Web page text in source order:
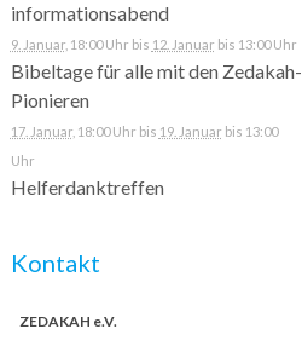
informationsabend
9. Januar, 18:00 Uhr bis 12. Januar bis 13:00 Uhr
Bibeltage für alle mit den Zedakah-
Pionieren
17. Januar, 18:00 Uhr bis 19. Januar bis 13:00
Uhr
Helferdanktreffen
Kontakt
ZEDAKAH e.V.